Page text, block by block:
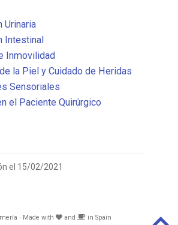
Urinaria
Intestinal
Inmovilidad
la Piel y Cuidado de Heridas
Sensoriales
el Paciente Quirúrgico
el 15/02/2021
· Made with and in Spain